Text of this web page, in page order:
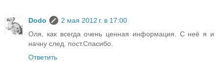
Dodo
2 мая 2012 г. в 17:00
Оля, как всегда очень ценная информация. С неё я и
начну след. пост.Спасибо.
Ответить